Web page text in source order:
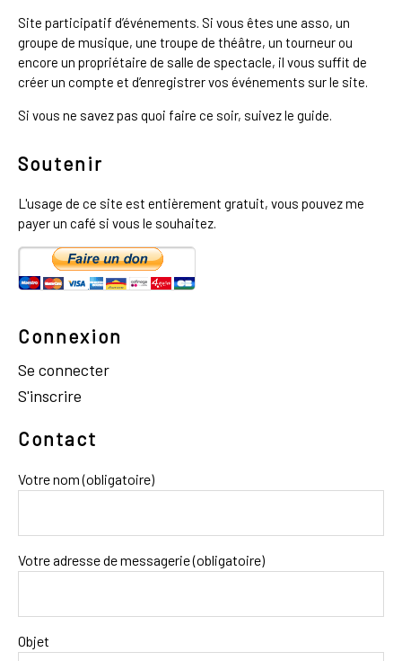
Site participatif d’événements. Si vous êtes une asso, un
groupe de musique, une troupe de théâtre, un tourneur ou
encore un propriétaire de salle de spectacle, il vous suffit de
créer un compte et d’enregistrer vos événements sur le site.
Si vous ne savez pas quoi faire ce soir, suivez le guide.
Soutenir
L'usage de ce site est entièrement gratuit, vous pouvez me
payer un café si vous le souhaitez.
Connexion
Se connecter
S'inscrire
Contact
Votre nom (obligatoire)
Votre adresse de messagerie (obligatoire)
Objet